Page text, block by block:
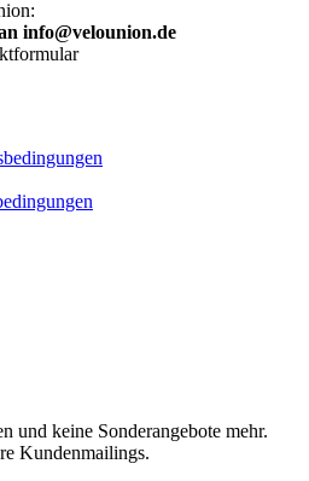
info@velounion.de
und keine Sonderangebote mehr.
Kundenmailings.